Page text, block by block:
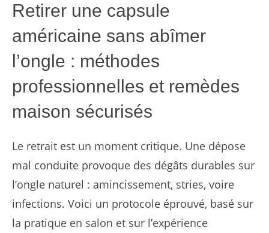
Retirer une capsule
américaine sans abîmer
l’ongle : méthodes
professionnelles et remèdes
maison sécurisés
Le retrait est un moment critique. Une dépose
mal conduite provoque des dégâts durables sur
l’ongle naturel : amincissement, stries, voire
infections. Voici un protocole éprouvé, basé sur
la pratique en salon et sur l’expérience